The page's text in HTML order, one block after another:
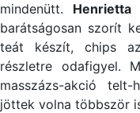
mindenütt. Henrietta
barátságosan szorít
teát készít, chips
részletre odafigyel.
masszázs-akció
jöttek volna többször